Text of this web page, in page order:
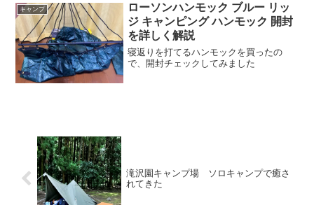
キャンプ
ローソンハンモック ブルー リッ
ジ キャンピング ハンモック 開封
を詳しく解説
寝返りを打てるハンモックを買ったの
で、開封チェックしてみました
滝沢園キャンプ場 ソロキャンプで癒さ
れてきた